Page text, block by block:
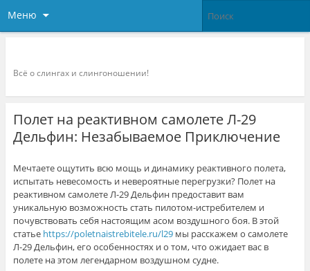
Меню
Всё о слингах и слингоношении!
Полет на реактивном самолете Л-29
Дельфин: Незабываемое Приключение
Мечтаете ощутить всю мощь и динамику реактивного полета,
испытать невесомость и невероятные перегрузки? Полет на
реактивном самолете Л-29 Дельфин предоставит вам
уникальную возможность стать пилотом-истребителем и
почувствовать себя настоящим асом воздушного боя. В этой
статье https://poletnaistrebitele.ru/l29мы расскажем о самолете
Л-29 Дельфин, его особенностях и о том, что ожидает вас в
полете на этом легендарном воздушном судне.